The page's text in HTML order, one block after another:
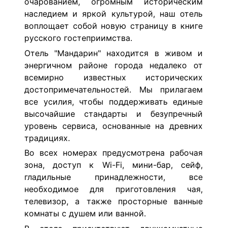
наследием и яркой культурой, наш отель
воплощает собой новую страницу в книге
русского гостеприимства.
Отель "Мандарин" находится в живом и
энергичном районе города недалеко от
всемирно известных исторических
достопримечательностей. Мы прилагаем
все усилия, чтобы поддерживать единые
высочайшие стандарты и безупречный
уровень сервиса, основанные на древних
традициях.
Во всех номерах предусмотрена рабочая
зона, доступ к Wi-Fi, мини-бар, сейф,
гладильные принадлежности, все
необходимое для приготовления чая,
телевизор, а также просторные ванные
комнаты с душем или ванной.